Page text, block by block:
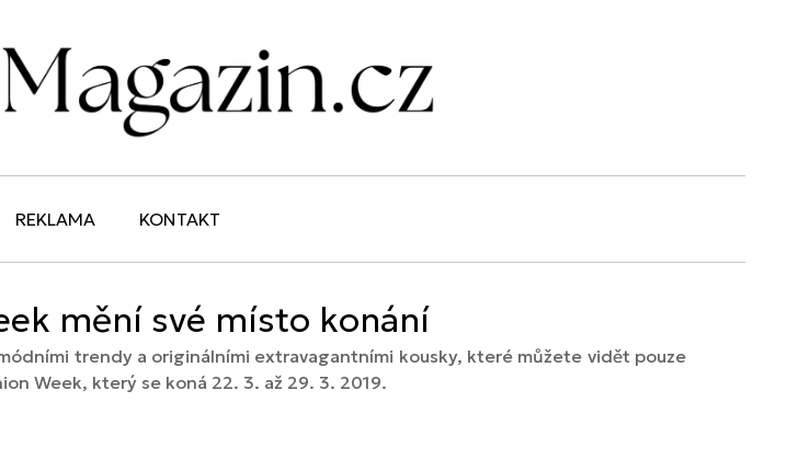
REKLAMA KONTAKT
mění své místo konání
trendy a originálními extravagantními kousky, které můžete vidět pouze
Week, který se koná 22. 3. až 29. 3. 2019.